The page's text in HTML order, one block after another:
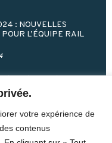
votre expérience de
contenus
: NOUVELLES
L’ÉQUIPE RAIL
à Montréal.
Centre d’accès à la
Tech-Accès